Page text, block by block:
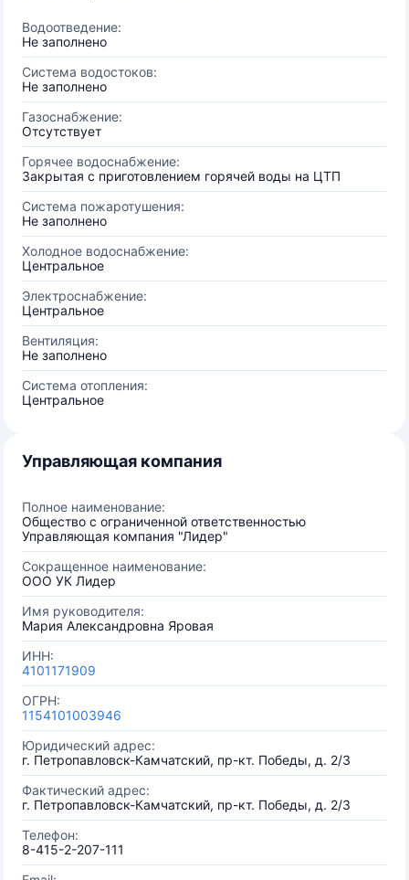
Водоотведение:
Не заполнено
Система водостоков:
Не заполнено
Газоснабжение:
Отсутствует
Горячее водоснабжение:
Закрытая с приготовлением горячей воды на ЦТП
Система пожаротушения:
Не заполнено
Холодное водоснабжение:
Центральное
Электроснабжение:
Центральное
Вентиляция:
Не заполнено
Система отопления:
Центральное
Управляющая компания
Полное наименование:
Общество с ограниченной ответственностью
Управляющая компания "Лидер"
Сокращенное наименование:
ООО УК Лидер
Имя руководителя:
Мария Александровна Яровая
ИНН:
4101171909
ОГРН:
1154101003946
Юридический адрес:
г. Петропавловск-Камчатский, пр-кт. Победы, д. 2/3
Фактический адрес:
г. Петропавловск-Камчатский, пр-кт. Победы, д. 2/3
Телефон:
8-415-2-207-111